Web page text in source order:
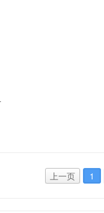
上一页 1